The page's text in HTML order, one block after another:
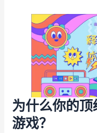
为什么你的
游戏？